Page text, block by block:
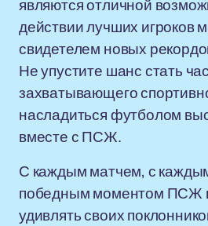
являются отличной
действии лучших игроков
свидетелем новых
Не упустите шанс стать
захватывающего
насладиться футболом
вместе с ПСЖ.
С каждым матчем, с
победным моментом ПСЖ
удивлять своих